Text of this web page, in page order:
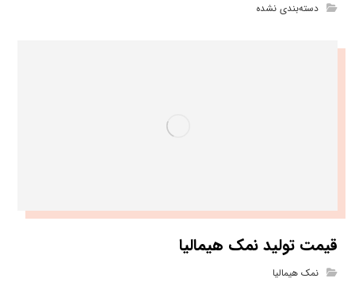
دسته‌بندی نشده
قیمت تولید نمک هیمالیا
نمک هیمالیا